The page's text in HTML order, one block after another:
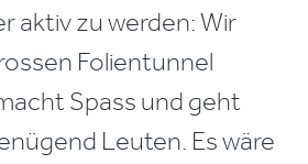
aktiv zu werden: Wir
Folientunnel
Spass und geht
Leuten. Es wäre